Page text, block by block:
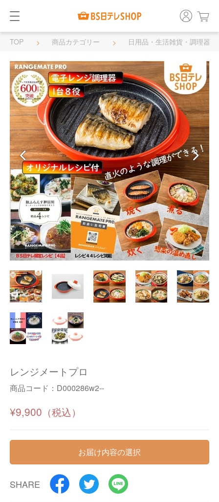
TOP 商品カテゴリー
日用品・生活雑貨・調理器具
調理器具
レンジメートプロ
商品コード： D000286w2--
¥9,900
お届け内容の選択
SHARE